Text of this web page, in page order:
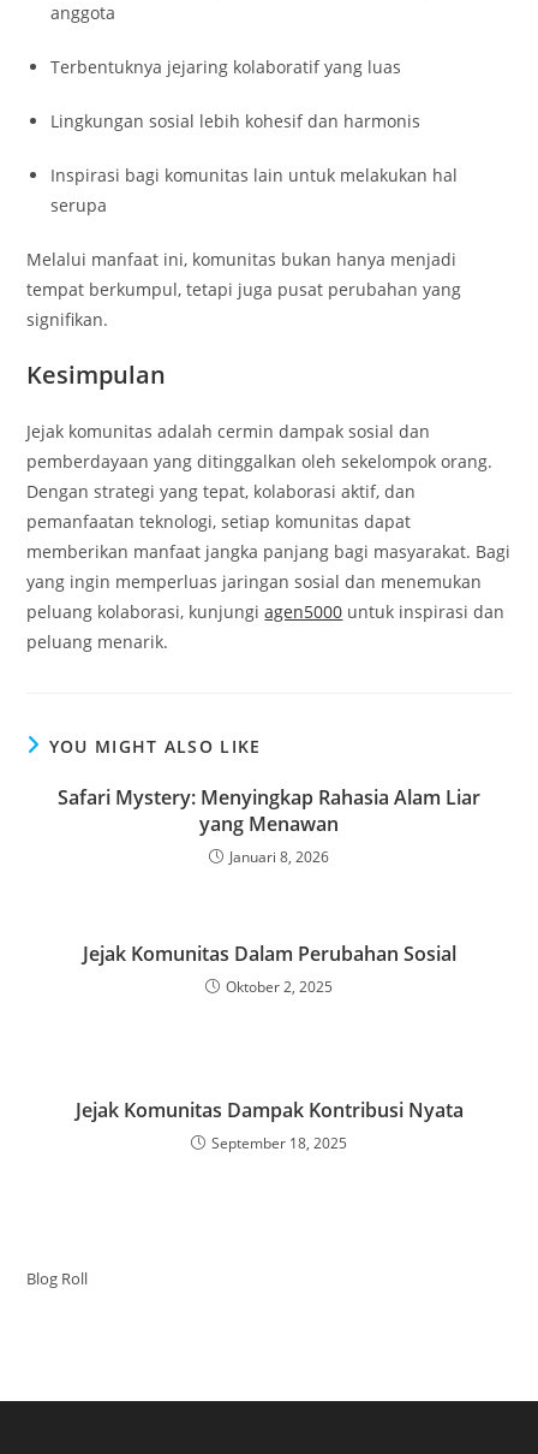
anggota
Terbentuknya jejaring kolaboratif yang luas
Lingkungan sosial lebih kohesif dan harmonis
Inspirasi bagi komunitas lain untuk melakukan hal
serupa
Melalui manfaat ini, komunitas bukan hanya menjadi
tempat berkumpul, tetapi juga pusat perubahan yang
signifikan.
Kesimpulan
Jejak komunitas adalah cermin dampak sosial dan
pemberdayaan yang ditinggalkan oleh sekelompok orang.
Dengan strategi yang tepat, kolaborasi aktif, dan
pemanfaatan teknologi, setiap komunitas dapat
memberikan manfaat jangka panjang bagi masyarakat. Bagi
yang ingin memperluas jaringan sosial dan menemukan
peluang kolaborasi, kunjungiagen5000 untuk inspirasi dan
peluang menarik.
YOU MIGHT ALSO LIKE
Safari Mystery: Menyingkap Rahasia Alam Liar
yang Menawan
Januari 8, 2026
Jejak Komunitas Dalam Perubahan Sosial
Oktober 2, 2025
Jejak Komunitas Dampak Kontribusi Nyata
September 18, 2025
Blog Roll